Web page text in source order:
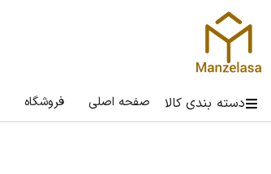
دسته بندی کالا صفحه اصلی فروشگاه